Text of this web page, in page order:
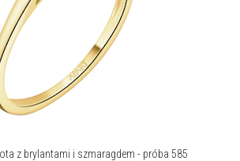
z brylantami i szmaragdem - próba 585